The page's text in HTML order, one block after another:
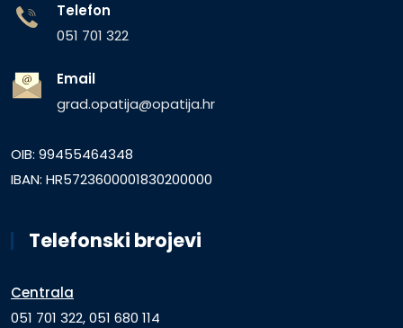
Telefon
051 701 322
Email
grad.opatija@opatija.hr
OIB: 99455464348
IBAN: HR5723600001830200000
Telefonski brojevi
Centrala
051 701 322, 051 680 114